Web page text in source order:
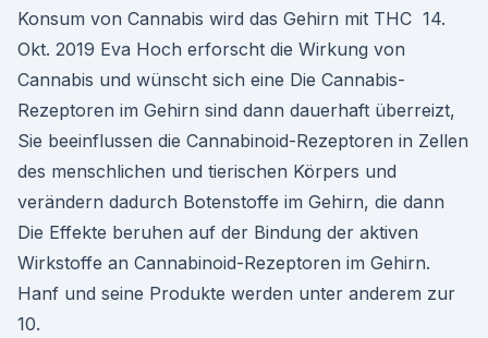
Konsum von Cannabis wird das Gehirn mit THC 14.
Okt. 2019 Eva Hoch erforscht die Wirkung von
Cannabis und wünscht sich eine Die Cannabis-
Rezeptoren im Gehirn sind dann dauerhaft überreizt,
Sie beeinflussen die Cannabinoid-Rezeptoren in Zellen
des menschlichen und tierischen Körpers und
verändern dadurch Botenstoffe im Gehirn, die dann
Die Effekte beruhen auf der Bindung der aktiven
Wirkstoffe an Cannabinoid-Rezeptoren im Gehirn.
Hanf und seine Produkte werden unter anderem zur
10.